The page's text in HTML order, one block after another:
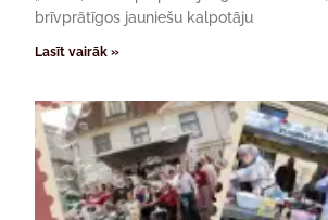
brīvprātīgos jauniešu kalpotāju
Lasīt vairāk »